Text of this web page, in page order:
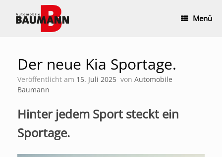
Inhalt
springen
Menü
Der neue Kia Sportage.
Veröffentlicht am 15. Juli 2025 von Automobile
Baumann
Hinter jedem Sport steckt ein
Sportage.